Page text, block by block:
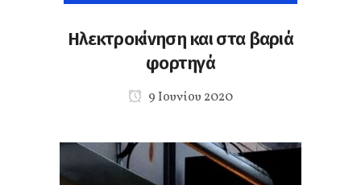
Ηλεκτροκίνηση και στα βαριά
φορτηγά
9 Ιουνίου 2020